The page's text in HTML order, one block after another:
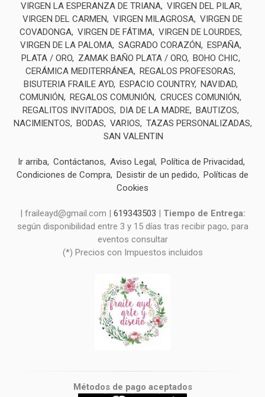
VIRGEN LA ESPERANZA DE TRIANA VIRGEN DEL PILAR
VIRGEN DEL CARMEN
VIRGEN MILAGROSA VIRGEN DE
COVADONGA VIRGEN DE FÁTIMA VIRGEN DE LOURDES
VIRGEN DE LA PALOMA SAGRADO CORAZÓN
ESPAÑA
PLATA / ORO
ZAMAK BAÑO PLATA / ORO
BOHO CHIC
CERÁMICA MEDITERRÁNEA
REGALOS PROFESORAS
BISUTERIA FRAILE AYD
ESPACIO COUNTRY
NAVIDAD
COMUNIÓN
REGALOS COMUNIÓN
CRUCES COMUNIÓN
REGALITOS INVITADOS
DIA DE LA MADRE
BAUTIZOS
NACIMIENTOS
BODAS VARIOS
TAZAS PERSONALIZADAS
SAN VALENTIN
Ir arriba Contáctanos Aviso Legal
Política de Privacidad
Condiciones de Compra
Desistir de un pedido
Políticas de
Cookies
| fraileayd@gmail.com | 619343503
Tiempo de Entrega:
según disponibilidad entre 3 y 15 días tras recibir pago, para
eventos consultar
(*) Precios con Impuestos incluidos
Métodos de pago aceptados